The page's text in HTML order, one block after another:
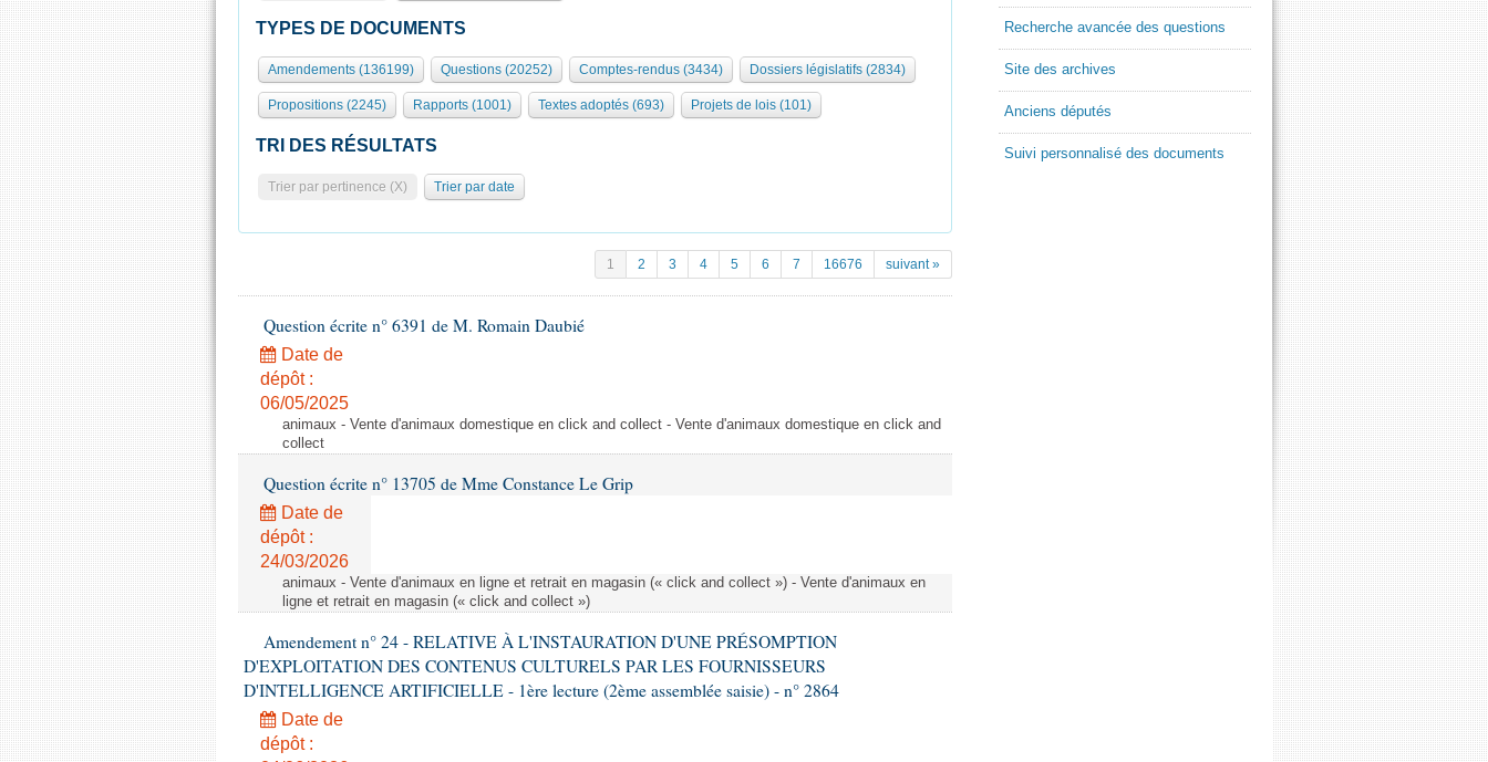
TYPES DE DOCUMENTS
Amendements (136199) Questions (20252) Comptes-rendus (3434) Dossiers législatifs (2834)
Propositions (2245) Rapports (1001) Textes adoptés (693) Projets de lois (101)
TRI DES RÉSULTATS
Trier par pertinence (X) Trier par date
1 2 3 4 5 6 7 16676 suivant »
Question écrite n° 6391 de M. Romain Daubié
Date de
dépôt :
06/05/2025
animaux - Vente d'animaux domestique en click and collect - Vente d'animaux domestique en click and
collect
Question écrite n° 13705 de Mme Constance Le Grip
Date de
dépôt :
24/03/2026
animaux - Vente d'animaux en ligne et retrait en magasin (« click and collect ») - Vente d'animaux en
ligne et retrait en magasin (« click and collect »)
Amendement n° 24 - RELATIVE À L'INSTAURATION D'UNE PRÉSOMPTION
D'EXPLOITATION DES CONTENUS CULTURELS PAR LES FOURNISSEURS
D'INTELLIGENCE ARTIFICIELLE - 1ère lecture (2ème assemblée saisie) - n° 2864
Date de
dépôt :
Recherche avancée des questions
Site des archives
Anciens députés
Suivi personnalisé des documents